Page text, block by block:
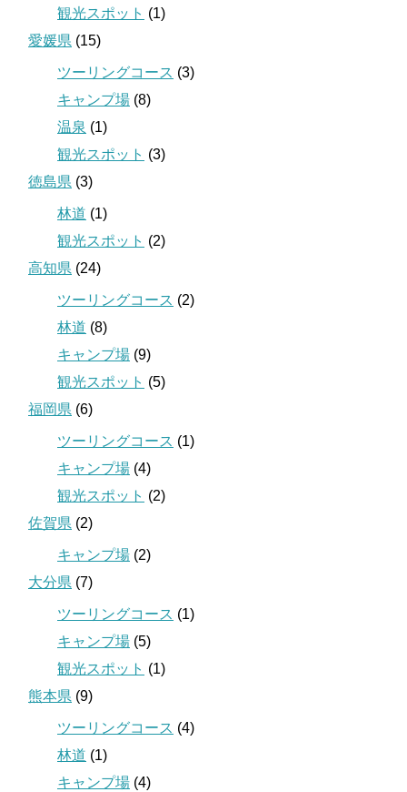
観光スポット (1)
愛媛県 (15)
ツーリングコース (3)
キャンプ場 (8)
温泉 (1)
観光スポット (3)
徳島県 (3)
林道 (1)
観光スポット (2)
高知県 (24)
ツーリングコース (2)
林道 (8)
キャンプ場 (9)
観光スポット (5)
福岡県 (6)
ツーリングコース (1)
キャンプ場 (4)
観光スポット (2)
佐賀県 (2)
キャンプ場 (2)
大分県 (7)
ツーリングコース (1)
キャンプ場 (5)
観光スポット (1)
熊本県 (9)
ツーリングコース (4)
林道 (1)
キャンプ場 (4)